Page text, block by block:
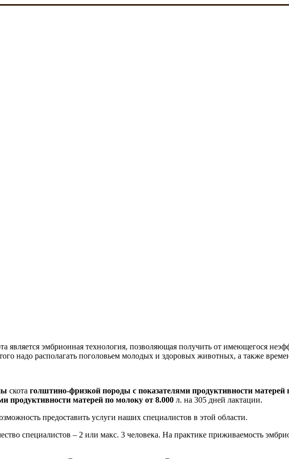
эмбрионная технология, позволяющая получить от имеющегося
надо располагать поголовьем молодых и здоровых животных, а также
скота голштино-фризкой породы с показателями продуктивности матерей
продуктивности матерей по молоку от 8.000 л. на 305 дней лактации.
предоставить услуги наших специалистов в этой области.
специалистов – 2 или макс. 3 человека. На практике приживаемость